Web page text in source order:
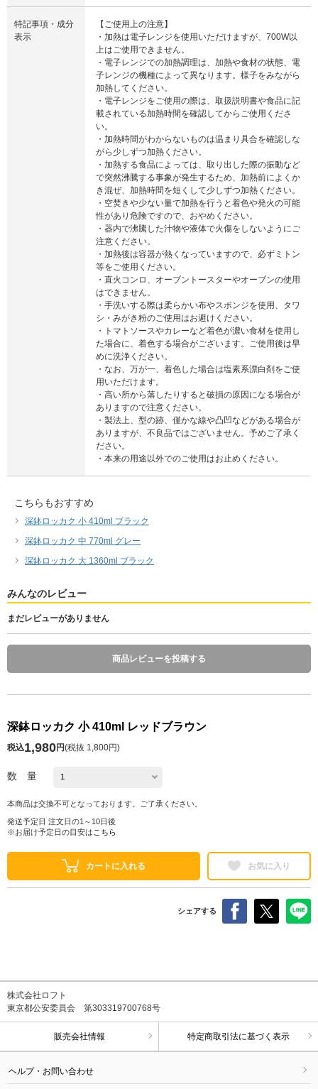
特記事項・成分
表示
【ご使用上の注意】
・加熱は電子レンジを使用いただけますが、700W以
上はご使用できません。
・電子レンジでの加熱調理は、加熱や食材の状態、電
子レンジの機種によって異なります。様子をみながら
加熱してください。
・電子レンジをご使用の際は、取扱説明書や食品に記
載されている加熱時間を確認してからご使用くださ
い。
・加熱時間がわからないものは温まり具合を確認しな
がら少しずつ加熱ください。
・加熱する食品によっては、取り出した際の振動など
で突然沸騰する事象が発生するため、加熱前によくか
き混ぜ、加熱時間を短くして少しずつ加熱ください。
・空焚きや少ない量で加熱を行うと着色や発火の可能
性があり危険ですので、おやめください。
・器内で沸騰した汁物や液体で火傷をしないようにご
注意ください。
・加熱後は容器が熱くなっていますので、必ずミトン
等をご使用ください。
・直火コンロ、オーブントースターやオーブンの使用
はできません。
・手洗いする際は柔らかい布やスポンジを使用、タワ
シ・みがき粉のご使用はお避けください。
・トマトソースやカレーなど着色が濃い食材を使用し
た場合に、着色する場合がございます。ご使用後は早
めに洗浄ください。
・なお、万が一、着色した場合は塩素系漂白剤をご使
用いただけます。
・高い所から落したりすると破損の原因になる場合が
ありますので注意ください。
・製法上、型の跡、僅かな線や凸凹などがある場合が
ありますが、不良品ではございません。予めご了承く
ださい。
・本来の用途以外でのご使用はお止めください。
こちらもおすすめ
深鉢ロッカク 小 410ml ブラック
深鉢ロッカク 中 770ml グレー
深鉢ロッカク 大 1360ml ブラック
みんなのレビュー
まだレビューがありません
商品レビューを投稿する
深鉢ロッカク 小 410ml レッドブラウン
税込1,980円(税抜 1,800円)
数 量
本商品は交換不可となっております。ご了承ください。
発送予定日 注文日の1～10日後
※お届け予定日の目安は こちら
カートに入れる お気に入り
シェアする
株式会社ロフト
東京都公安委員会 第303319700768号
販売会社情報 特定商取引法に基づく表示
ヘルプ・お問い合わせ